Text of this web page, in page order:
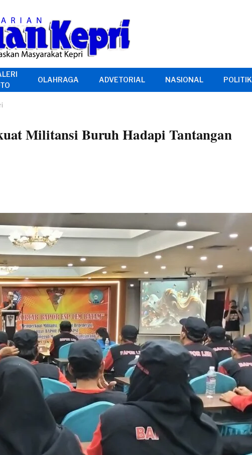
OLAHRAGA ADVETORIAL NASIONAL POLITIK
Militansi Buruh Hadapi Tantangan